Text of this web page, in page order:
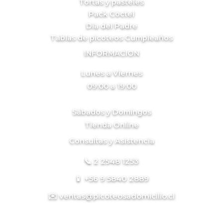
Pack Cóctel
Día del Padre
Tablas de picoteos Cumpleaños
INFORMACION
Lunes a Viernes
09:00 a 19:00
Sábados y Domingos
Tienda Online
Consultas y Asistencia
📞 2 2548 1253
📱 +56 9 5840 2889
✉️ ventas@picoteosadomicilio.cl